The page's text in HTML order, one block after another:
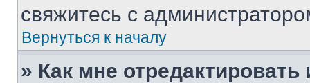
свяжитесь с
Вернуться к началу
» Как мне